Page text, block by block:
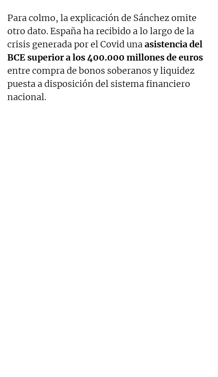
Para colmo, la explicación de Sánchez omite
otro dato. España ha recibido a lo largo de la
crisis generada por el Covid unaasistencia del
BCE superior a los 400.000 millones de euros
entre compra de bonos soberanos y liquidez
puesta a disposición del sistema financiero
nacional.